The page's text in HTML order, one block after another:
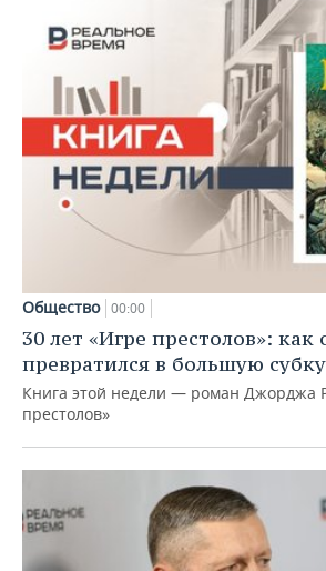
Общество 00:00
30 лет «Игре престолов»:
превратился в большую
Книга этой недели — роман Джорджа
престолов»